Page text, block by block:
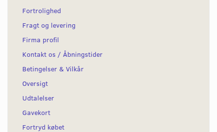
Fortrolighed
Fragt og levering
Firma profil
Kontakt os / Åbningstider
Betingelser & Vilkår
Oversigt
Udtalelser
Gavekort
Fortryd købet